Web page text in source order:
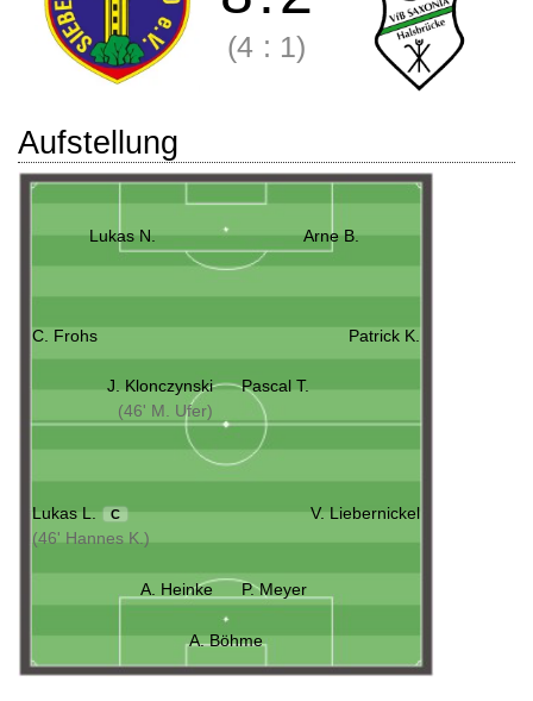
(4 : 1)
Aufstellung
Lukas N. Arne B.
C. Frohs Patrick K.
J. Klonczynski
(46' M. Ufer)
Pascal T.
Lukas L. C
(46' Hannes K.)
V. Liebernickel
A. Heinke P. Meyer
A. Böhme